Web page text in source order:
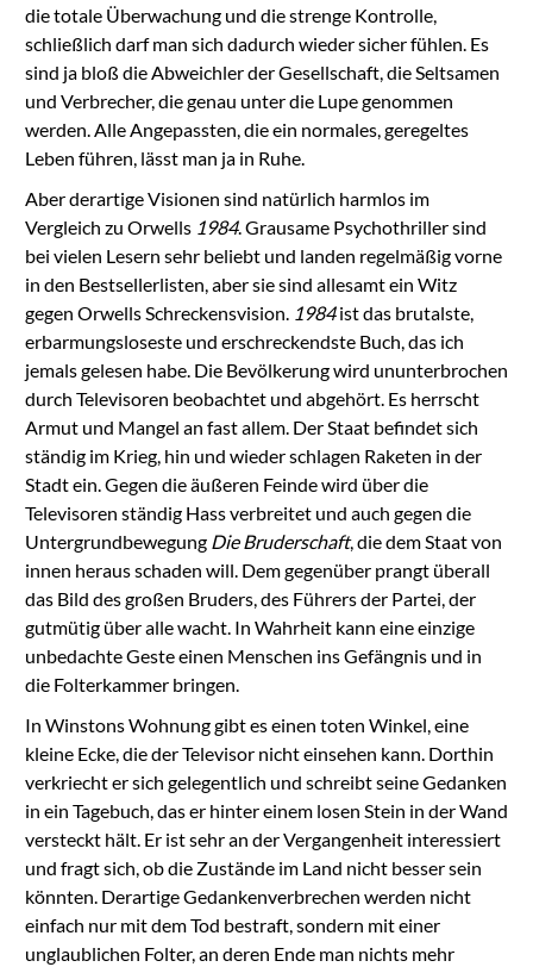
die totale Überwachung und die strenge Kontrolle,
schließlich darf man sich dadurch wieder sicher fühlen. Es
sind ja bloß die Abweichler der Gesellschaft, die Seltsamen
und Verbrecher, die genau unter die Lupe genommen
werden. Alle Angepassten, die ein normales, geregeltes
Leben führen, lässt man ja in Ruhe.
Aber derartige Visionen sind natürlich harmlos im
Vergleich zu Orwells 1984. Grausame Psychothriller sind
bei vielen Lesern sehr beliebt und landen regelmäßig vorne
in den Bestsellerlisten, aber sie sind allesamt ein Witz
gegen Orwells Schreckensvision. 1984ist das brutalste,
erbarmungsloseste und erschreckendste Buch, das ich
jemals gelesen habe. Die Bevölkerung wird ununterbrochen
durch Televisoren beobachtet und abgehört. Es herrscht
Armut und Mangel an fast allem. Der Staat befindet sich
ständig im Krieg, hin und wieder schlagen Raketen in der
Stadt ein. Gegen die äußeren Feinde wird über die
Televisoren ständig Hass verbreitet und auch gegen die
Untergrundbewegung Die Bruderschaft, die dem Staat von
innen heraus schaden will. Dem gegenüber prangt überall
das Bild des großen Bruders, des Führers der Partei, der
gutmütig über alle wacht. In Wahrheit kann eine einzige
unbedachte Geste einen Menschen ins Gefängnis und in
die Folterkammer bringen.
In Winstons Wohnung gibt es einen toten Winkel, eine
kleine Ecke, die der Televisor nicht einsehen kann. Dorthin
verkriecht er sich gelegentlich und schreibt seine Gedanken
in ein Tagebuch, das er hinter einem losen Stein in der Wand
versteckt hält. Er ist sehr an der Vergangenheit interessiert
und fragt sich, ob die Zustände im Land nicht besser sein
könnten. Derartige Gedankenverbrechen werden nicht
einfach nur mit dem Tod bestraft, sondern mit einer
unglaublichen Folter, an deren Ende man nichts mehr